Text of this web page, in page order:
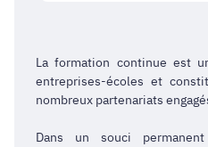
La formation continue est
entreprises-écoles et
nombreux partenariats
Dans un souci